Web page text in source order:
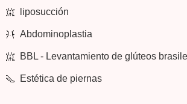
liposucción
Abdominoplastia
BBL - Levantamiento de glúteos
Estética de piernas